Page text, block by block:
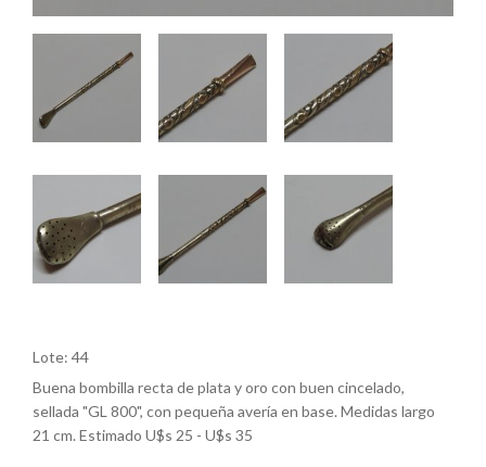
Lote: 44
Buena bombilla recta de plata y oro con buen cincelado,
sellada "GL 800", con pequeña avería en base. Medidas largo
21 cm. Estimado U$s 25 - U$s 35